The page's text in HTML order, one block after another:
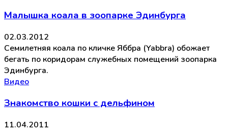
Малышка коала в зоопарке Эдинбурга
02.03.2012
Семилетняя коала по кличке Яббра (Yabbra) обожает
бегать по коридорам служебных помещений зоопарка
Эдинбурга.
Видео
Знакомство кошки с дельфином
11.04.2011